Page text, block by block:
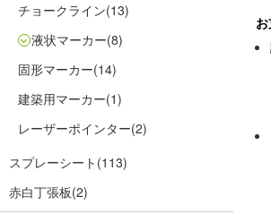
チョークライン(13)
液状マーカー(8)
固形マーカー(14)
建築用マーカー(1)
レーザーポインター(2)
スプレーシート (113)
赤白丁張板(2)